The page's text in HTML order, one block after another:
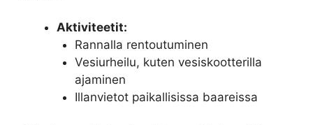
Aktiviteetit:
Rannalla rentoutuminen
Vesiurheilu, kuten vesiskootterilla
ajaminen
Illanvietot paikallisissa baareissa